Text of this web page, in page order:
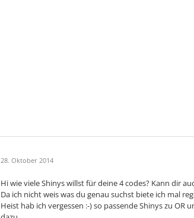
28. Oktober 2014
Hi wie viele Shinys willst für deine 4 codes? Kann dir
Da ich nicht weis was du genau suchst biete ich mal
Heist hab ich vergessen :-) so passende Shinys zu